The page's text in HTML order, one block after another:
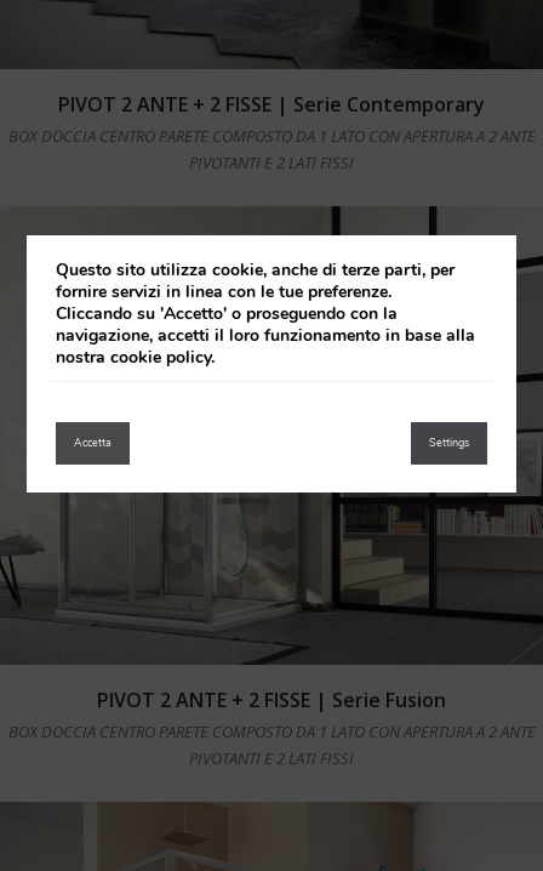
Leggi tutto
PIVOT 2 ANTE + 2 FISSE | Serie Contemporary
BOX DOCCIA CENTRO PARETE COMPOSTO DA 1 LATO CON APERTURA A 2 ANTE
PIVOTANTI E 2 LATI FISSI
Leggi tutto
PIVOT 2 ANTE + 2 FISSE | Serie Fusion
BOX DOCCIA CENTRO PARETE COMPOSTO DA 1 LATO CON APERTURA A 2 ANTE
PIVOTANTI E 2 LATI FISSI
Questo sito utilizza cookie, anche di terze parti, per
fornire servizi in linea con le tue preferenze.
Cliccando su 'Accetto' o proseguendo con la
navigazione, accetti il loro funzionamento in base alla
nostra cookie policy.
Accetta Settings